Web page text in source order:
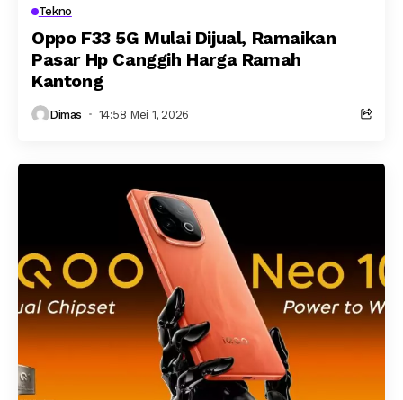
Tekno
Oppo F33 5G Mulai Dijual, Ramaikan
Pasar Hp Canggih Harga Ramah
Kantong
Dimas 14:58 Mei 1, 2026